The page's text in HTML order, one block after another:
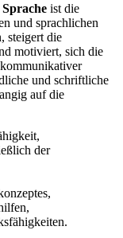
Sprache ist die
und sprachlichen
steigert die
motiviert, sich die
und schriftliche
auf die
der